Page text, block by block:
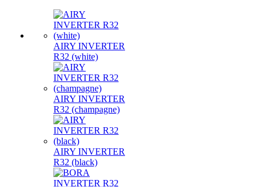
AIRY INVERTER
R32 (white)
AIRY INVERTER
R32 (champagne)
AIRY INVERTER
R32 (black)